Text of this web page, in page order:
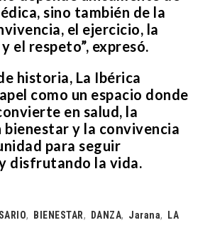
sino también de la
el ejercicio, la
el respeto”, expresó.
historia, La Ibérica
como un espacio donde
en salud, la
bienestar y la convivencia
para seguir
disfrutando la vida.
, BIENESTAR, DANZA, Jarana,
LA